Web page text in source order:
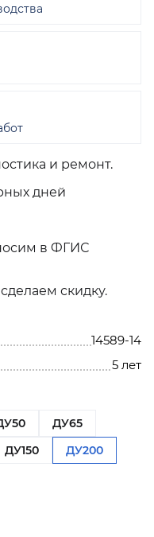
и ремонт.
дней
в ФГИС
скидку.
14589-14
5 лет
ДУ65
ДУ150
ДУ200